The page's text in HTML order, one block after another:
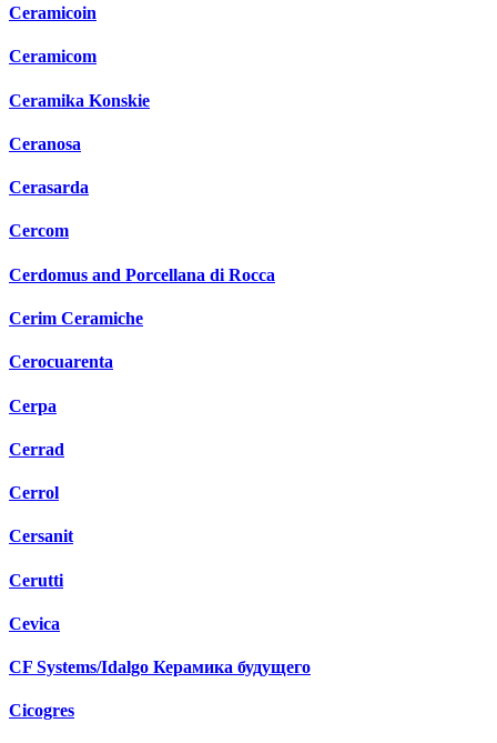
Ceramicoin
Ceramicom
Ceramika Konskie
Ceranosa
Cerasarda
Cercom
Cerdomus and Porcellana di Rocca
Cerim Ceramiche
Cerocuarenta
Cerpa
Cerrad
Cerrol
Cersanit
Cerutti
Cevica
CF Systems/Idalgo Керамика будущего
Cicogres